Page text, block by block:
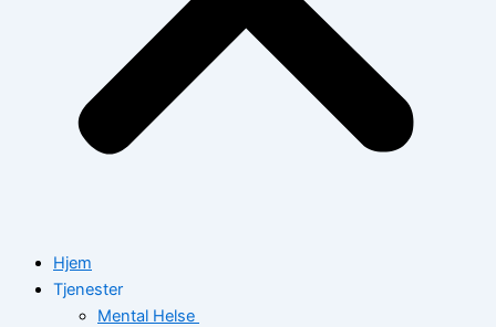
Hjem
Tjenester
Mental Helse